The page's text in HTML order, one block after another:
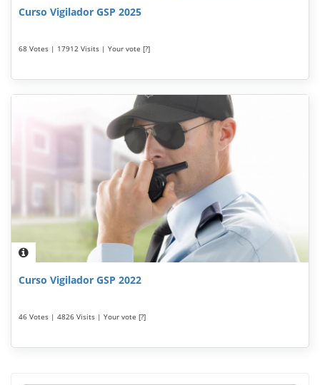
Curso Vigilador GSP 2025
68 Votes | 17912 Visits | Your vote [?]
Curso Vigilador GSP 2022
46 Votes | 4826 Visits | Your vote [?]